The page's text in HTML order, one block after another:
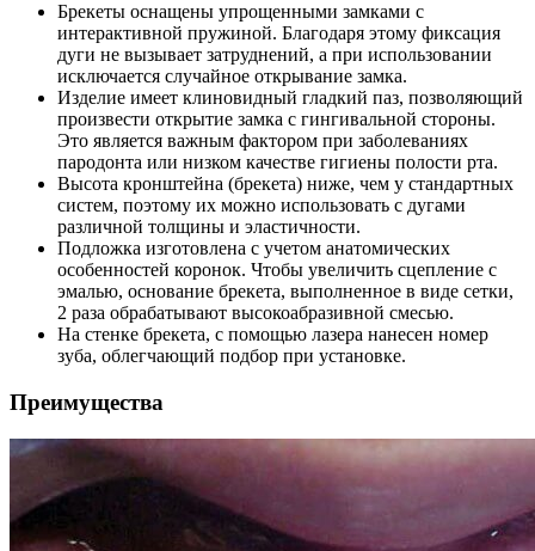
Брекеты оснащены упрощенными замками с
интерактивной пружиной. Благодаря этому фиксация
дуги не вызывает затруднений, а при использовании
исключается случайное открывание замка.
Изделие имеет клиновидный гладкий паз, позволяющий
произвести открытие замка с гингивальной стороны.
Это является важным фактором при заболеваниях
пародонта или низком качестве гигиены полости рта.
Высота кронштейна (брекета) ниже, чем у стандартных
систем, поэтому их можно использовать с дугами
различной толщины и эластичности.
Подложка изготовлена с учетом анатомических
особенностей коронок. Чтобы увеличить сцепление с
эмалью, основание брекета, выполненное в виде сетки,
2 раза обрабатывают высокоабразивной смесью.
На стенке брекета, с помощью лазера нанесен номер
зуба, облегчающий подбор при установке.
Преимущества